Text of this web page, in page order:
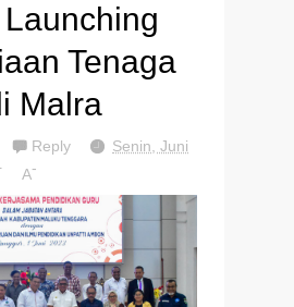
Tenaga
Malra
Reply
Senin, Juni
A-